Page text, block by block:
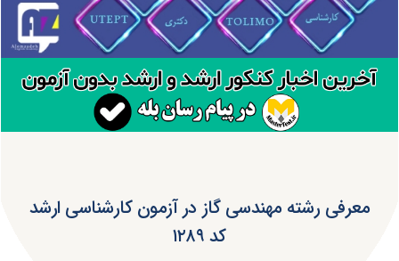
معرفی رشته مهندسی گاز در آزمون کارشناسی ارشد
کد ۱۲۸۹